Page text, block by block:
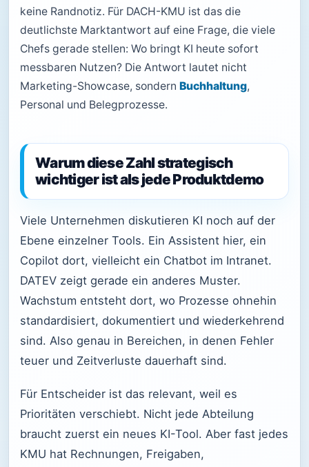
keine Randnotiz. Für DACH-KMU ist das die
deutlichste Marktantwort auf eine Frage, die viele
Chefs gerade stellen: Wo bringt KI heute sofort
messbaren Nutzen? Die Antwort lautet nicht
Marketing-Showcase, sondern Buchhaltung,
Personal und Belegprozesse.
Warum diese Zahl strategisch
wichtiger ist als jede Produktdemo
Viele Unternehmen diskutieren KI noch auf der
Ebene einzelner Tools. Ein Assistent hier, ein
Copilot dort, vielleicht ein Chatbot im Intranet.
DATEV zeigt gerade ein anderes Muster.
Wachstum entsteht dort, wo Prozesse ohnehin
standardisiert, dokumentiert und wiederkehrend
sind. Also genau in Bereichen, in denen Fehler
teuer und Zeitverluste dauerhaft sind.
Für Entscheider ist das relevant, weil es
Prioritäten verschiebt. Nicht jede Abteilung
braucht zuerst ein neues KI-Tool. Aber fast jedes
KMU hat Rechnungen, Freigaben,